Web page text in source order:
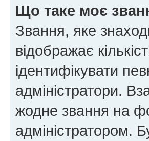
Що таке моє
Звання, яке
відображає
ідентифікувати
адміністратори.
жодне звання на
адміністратором.